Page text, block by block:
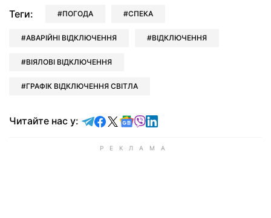
Теги: ПОГОДА СПЕКА
АВАРІЙНІ ВІДКЛЮЧЕННЯ ВІДКЛЮЧЕННЯ
ВІЯЛОВІ ВІДКЛЮЧЕННЯ
ГРАФІК ВІДКЛЮЧЕННЯ СВІТЛА
Читайте нас у: Читайте у Telegram
Читайте у Facebook
Читайте у X
Читайте у Google news
Читайте у Viber
Читайте у LinkedIn